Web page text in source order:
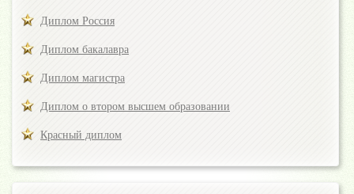
Диплом Россия
Диплом бакалавра
Диплом магистра
Диплом о втором высшем образовании
Красный диплом